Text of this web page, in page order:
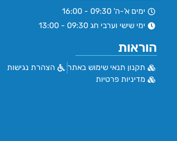
ימים א'-ה' 09:30 - 16:00
ימי שישי וערבי חג 09:30 - 13:00
הוראות
תקנון תנאי שימוש באתר
הצהרת נגישות
מדיניות פרטיות